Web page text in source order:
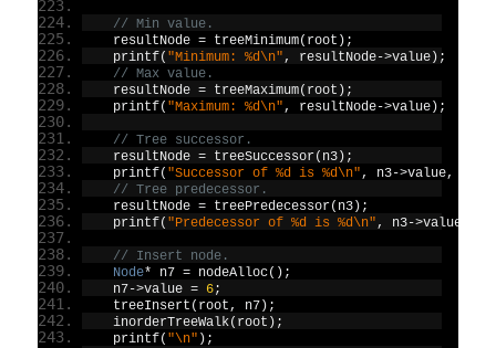
// Min value.
    resultNode
= treeMinimum( root );
    printf
( "Minimum: %d\n", resultNode->value);
// Max value.
    resultNode
= treeMaximum( root );
    printf
( "Maximum: %d\n", resultNode->value);
// Tree successor.
    resultNode
= treeSuccessor( n3);
    printf
( "Successor of %d is %d\n", n3->value,
// Tree predecessor.
    resultNode
= treePredecessor( n3);
    printf
( "Predecessor of %d is %d\n", n3->value
// Insert node.
Node* n7 = nodeAlloc();
    n7
->value = 6;
    treeInsert
( root, n7);
    inorderTreeWalk
( root );
    printf
( "\n" );